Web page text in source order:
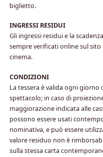
biglietto.
INGRESSI RESIDUI
Gli ingressi residui e la
sempre verificati online sul sito
cinema.
CONDIZIONI
La tessera è valida ogni
spettacolo; in caso di
maggiorazione indicata alle
possono essere usati
nominativa, e può essere
valore residuo non è
sulla stessa carta